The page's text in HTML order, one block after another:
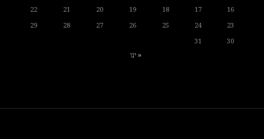
16
17
18
19
20
21
22
23
24
25
26
27
28
29
30
31
« ינו